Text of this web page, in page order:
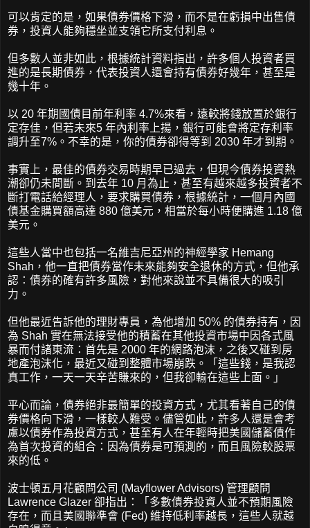
可以肯定的是，如果債券價格下滑，而不是在虧損中出售債
券，投資人能夠穩坐並支領它所支付利息。
但多數人並非如此，根據統計資料指出，許多個人投資者買
進的是長期債券，代表投資人還會持有債券好幾年，甚至是
幾十年。
以 20 年期國債目前年利率 4.7%來看，遠較將錢放置於銀行
定存佳，但若未來5 年內利率上揚，銀行可能會將定存利率
調升至7%。不幸的是，你的債券卻得等到 2030 年才到期。
事實上，最佳的債券交易時期早已過去，但現今債券投資熱
潮卻仍未間斷。到去年 10 月為止，甚至有越來越多投資者不
斷打電話給經理人，要求購買債券，根據統計，一個月內國
債基金購買額高達 880 億美元，相當於每小時便購進 1.18 億
美元。
這些人當中也包括一名維吉尼亞州的神經學家 Hemang
Shah，他一直把債券當作未來能夠安全退休的方式，但他承
認：債券的確有許多風險，對他來說並不具備很大的吸引
力。
但他最近告訴他的理財專員，為他增加 50% 的債券持有，因
為 Shah 實在無法接受他的積蓄在其他投資市場中因各式風
暴而付諸東流：首先是 2000 年的網路泡沫，之後又碰到房
地產泡沫化，最近又碰到整體市場崩跌。「這些錢，是我認
真工作，一天一天辛苦賺來的，但我卻輸在這些上面。」
平心而論，債券絕非最簡單的投資方式，尤其看著自己的債
券價格向下滑，一樣較人難受。儘管如此，許多人還是會考
慮以債券作為投資方式，甚至有人在年輕時把美國儲蓄債作
為首次投資的組合：因為債券是可預測的，而且風險較股票
來的低。
波士頓五月花顧問公司 (Mayflower Advisors) 管理顧問
Lawrence Glazer 卻指出：「多數債券投資人並不預期風險
存在，而且美國聯準會 (Fed) 維持低利率越長，這些人就越